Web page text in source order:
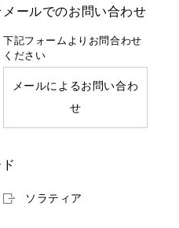
メールでのお問い合わせ
下記フォームよりお問合わせ
ください
メールによるお問い合わ
せ
ソラティア